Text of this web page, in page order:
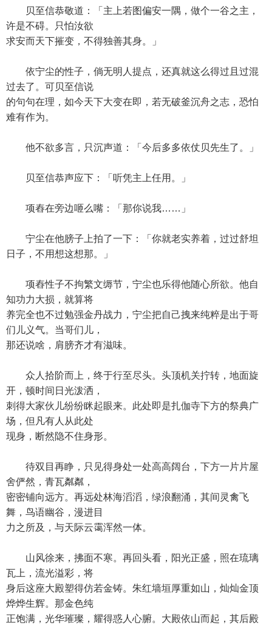
贝至信恭敬道：「主上若图偏安一隅，做个一谷之主，
许是不碍。只怕汝欲
求安而天下摧变，不得独善其身。」
依宁尘的性子，倘无明人提点，还真就这么得过且过混
过去了。可贝至信说
的句句在理，如今天下大变在即，若无破釜沉舟之志，恐怕
难有作为。
他不欲多言，只沉声道：「今后多多依仗贝先生了。」
贝至信恭声应下：「听凭主上任用。」
项舂在旁边咂么嘴：「那你说我……」
宁尘在他膀子上拍了一下：「你就老实养着，过过舒坦
日子，不用想这想那。」
项舂性子不拘繁文缛节，宁尘也乐得他随心所欲。他自
知功力大损，就算将
养完全也不过勉强金丹战力，宁尘把自己拽来纯粹是出于哥
们儿义气。当哥们儿，
那还说啥，肩膀齐才有滋味。
众人拾阶而上，终于行至尽头。头顶机关拧转，地面旋
开，顿时间日光泼洒，
刺得大家伙儿纷纷眯起眼来。此处即是扎伽寺下方的祭典广
场，但凡有人从此处
现身，断然隐不住身形。
待双目再睁，只见得身处一处高高阔台，下方一片片屋
舍俨然，青瓦粼粼，
密密铺向远方。再远处林海滔滔，绿浪翻涌，其间灵禽飞
舞，鸟语幽谷，漫进目
力之所及，与天际云霭浑然一体。
山风徐来，拂面不寒。再回头看，阳光正盛，照在琉璃
瓦上，流光溢彩，将
身后这座大殿塑得仿若金铸。朱红墙垣厚重如山，灿灿金顶
烨烨生辉。那金色纯
正饱满，光华璀璨，耀得惑人心腑。大殿依山而起，其后殿